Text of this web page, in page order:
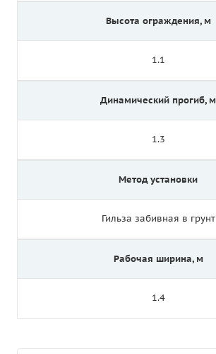
Высота ограждения, м
1.1
Динамический прогиб, м
1.3
Метод установки
Гильза забивная в грунт
Рабочая ширина, м
1.4